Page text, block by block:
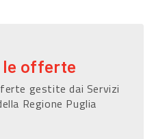
le offerte
gestite dai Servizi
Regione Puglia